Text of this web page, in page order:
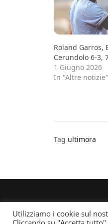
Roland Garros,
Cerundolo 6-3,
1 Giugno 2026
In "Altre notizie"
Tag ultimora
© All rights reserved.
responsabile: Andrea
Utilizziamo i cookie sul